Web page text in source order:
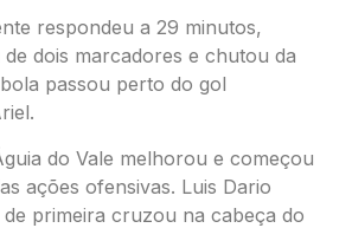
respondeu a 29 minutos,
dois marcadores e chutou da
passou perto do gol
do Vale melhorou e começou
ações ofensivas. Luis Dario
primeira cruzou na cabeça do